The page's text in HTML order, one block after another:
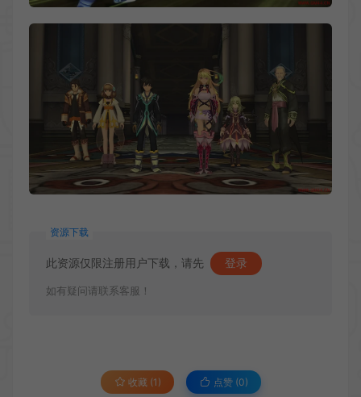
资源下载
此资源仅限注册用户下载，请先 登录
如有疑问请联系客服！
收藏 (1) 点赞 (0)